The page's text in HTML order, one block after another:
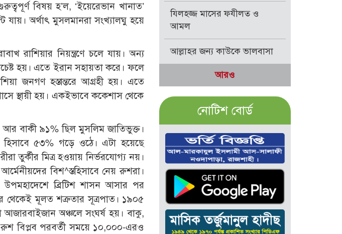
বিষয় হ’ল, ‘ইয়েরেভান খানাত’
অর্থাৎ মুসলমানরা সংখ্যালঘু হয়ে
রাশিয়ার নিয়ন্ত্রণে চলে যায়। অন্য
হয়। এতে ইরান সহায়তা করে। ফলে
জনগণ হস্তান্তরে আগ্রহী হয়। এতে
স্থায়ী হয়। একইভাবে ককেশাস থেকে
আর বাকী ৯১% ছিল মুসলিম জাতিভুক্ত।
৫৩% গড়ে ওঠে। এটা হয়েছে
তুর্কীর মিত্র হওয়ায় নির্ভরযোগ্য নয়।
বিশ^স্তহিসাবে নেয় রুশরা।
ব্রিটিশ শাসন আসার পর
থেকেই মূলত শত্রুতার সূত্রপাত। ১৯০৫
অঞ্চলে সংঘর্ষ হয়। বাকু,
বিপ্লব পরবর্তী সময়ে ১০,০০০-এরও
যিলহজ্জ মাসের ফযীলত ও
আমল
আল্লাহর জন্য কাউকে ভালবাসা
আরও
নোটিশ বোর্ড